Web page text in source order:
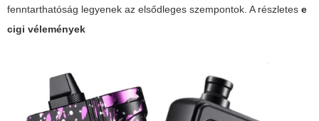
fenntarthatóság legyenek az elsődleges szempontok. A részletes e
cigi vélemények